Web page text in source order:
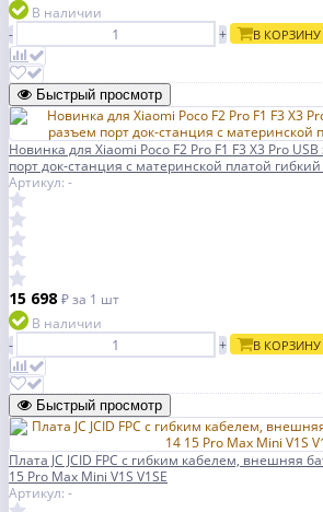
В наличии
-
+ В КОРЗИНУ
Быстрый просмотр
Новинка для Xiaomi Poco F2 Pro F1 F3 X3 Pro
порт док-станция с материнской платой
Артикул: -
15 698 ₽за 1 шт
В наличии
-
+ В КОРЗИНУ
Быстрый просмотр
Плата JC JCID FPC с гибким кабелем, внешняя
15 Pro Max Mini V1S V1SE
Артикул: -